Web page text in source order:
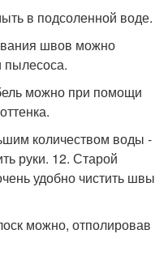
в подсоленной воде.
швов можно
пылесоса.
можно при помощи
количеством воды -
руки. 12. Старой
удобно чистить швы
можно, отполировав